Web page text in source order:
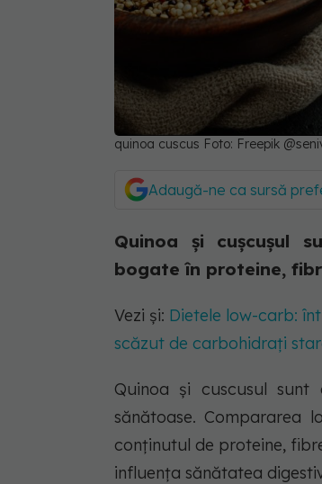
quinoa cuscus Foto: Freepik
Adaugă-ne ca sursă
Quinoa și cușcușul
bogate în proteine,
Vezi și: Dietele low-carb:
scăzut de carbohidrați
Quinoa și cuscusul
sănătoase. Compararea
conținutul de proteine,
influența sănătatea